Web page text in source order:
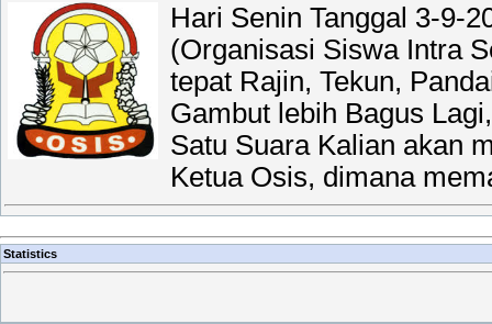
Hari Senin Tanggal 3-9-
(Organisasi Siswa Intra
tepat Rajin, Tekun,
Gambut lebih Bagus
Satu Suara Kalian akan
Ketua Osis, dimana
Statistics